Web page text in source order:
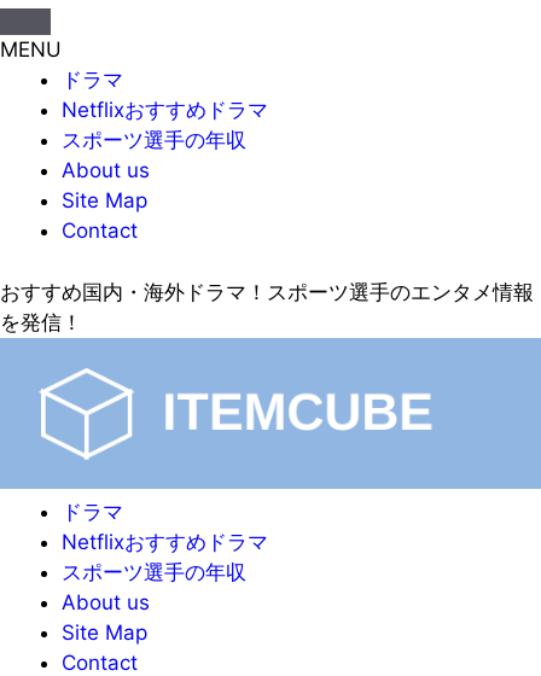
MENU
ドラマ
Netflixおすすめドラマ
スポーツ選手の年収
About us
Site Map
Contact
おすすめ国内・海外ドラマ！スポーツ選手のエンタメ情報
を発信！
ドラマ
Netflixおすすめドラマ
スポーツ選手の年収
About us
Site Map
Contact